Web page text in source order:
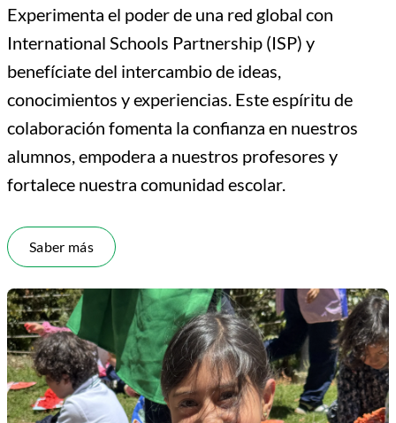
Experimenta el poder de una red global con
International Schools Partnership (ISP) y
benefíciate del intercambio de ideas,
conocimientos y experiencias. Este espíritu de
colaboración fomenta la confianza en nuestros
alumnos, empodera a nuestros profesores y
fortalece nuestra comunidad escolar.
Saber más